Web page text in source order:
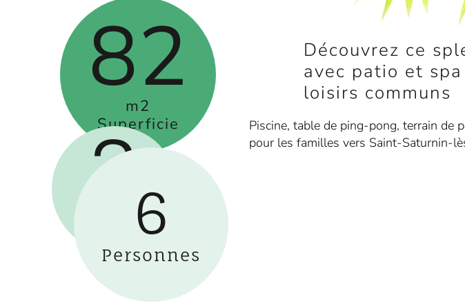
82
m2
Superficie
Découvrez ce
avec patio et
loisirs communs
3
Double
Piscine, table de ping-pong, terrain de
pour les familles vers Saint-Saturnin-
6
Personnes